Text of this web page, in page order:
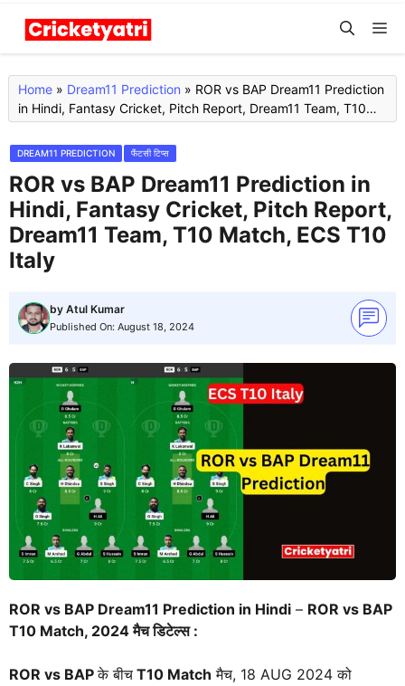
Skip
content
Home » Dream11 Prediction » ROR vs BAP Dream11 Prediction
in Hindi, Fantasy Cricket, Pitch Report, Dream11 Team, T10
Match, ECS T10 Italy
DREAM11 PREDICTION फैंटसी टिप्स
ROR vs BAP Dream11 Prediction in
Hindi, Fantasy Cricket, Pitch Report,
Dream11 Team, T10 Match, ECS T10
Italy
by Atul Kumar
Published On: August 18, 2024
ROR vs BAP Dream11 Prediction in Hindi – ROR vs BAP
T10 Match, 2024 मैच डिटेल्स :
ROR vs BAPके बीच T10 Match मैच, 18 AUG 2024 को